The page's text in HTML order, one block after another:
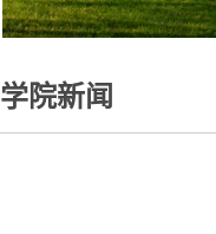
学院新闻